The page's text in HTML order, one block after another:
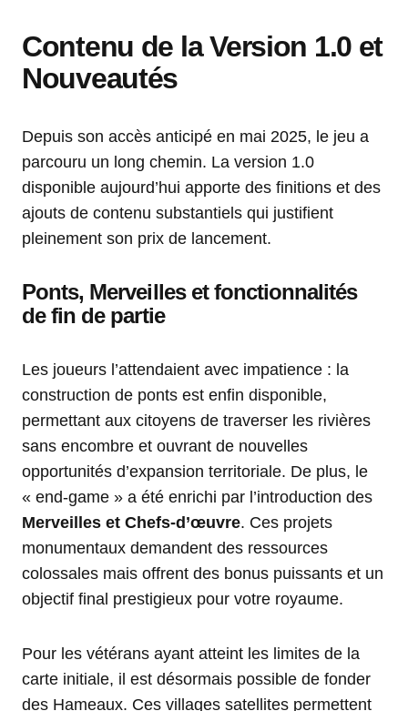
Contenu de la Version 1.0 et
Nouveautés
Depuis son accès anticipé en mai 2025, le jeu a
parcouru un long chemin. La version 1.0
disponible aujourd’hui apporte des finitions et des
ajouts de contenu substantiels qui justifient
pleinement son prix de lancement.
Ponts, Merveilles et fonctionnalités
de fin de partie
Les joueurs l’attendaient avec impatience : la
construction de ponts est enfin disponible,
permettant aux citoyens de traverser les rivières
sans encombre et ouvrant de nouvelles
opportunités d’expansion territoriale. De plus, le
« end-game » a été enrichi par l’introduction des
Merveilles et Chefs-d’œuvre. Ces projets
monumentaux demandent des ressources
colossales mais offrent des bonus puissants et un
objectif final prestigieux pour votre royaume.
Pour les vétérans ayant atteint les limites de la
carte initiale, il est désormais possible de fonder
des Hameaux. Ces villages satellites permettent